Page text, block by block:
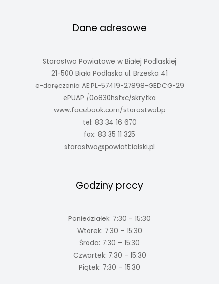
Dane adresowe
Starostwo Powiatowe w Białej Podlaskiej
21-500 Biała Podlaska ul. Brzeska 41
e-doręczenia AE:PL-57419-27898-GEDCG-29
ePUAP /0o830hsfxc/skrytka
www.facebook.com/starostwobp
tel: 83 34 16 670
fax: 83 35 11 325
starostwo@powiatbialski.pl
Godziny pracy
Poniedziałek: 7:30 – 15:30
Wtorek: 7:30 – 15:30
Środa: 7:30 – 15:30
Czwartek: 7:30 – 15:30
Piątek: 7:30 – 15:30